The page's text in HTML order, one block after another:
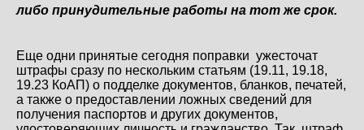
либо принудительные работы на тот же срок.
Еще одни принятые сегодня поправки ужесточат
штрафы сразу по нескольким статьям (19.11, 19.18,
19.23 КоАП) о подделке документов, бланков, печатей,
а также о предоставлении ложных сведений для
получения паспортов и других документов,